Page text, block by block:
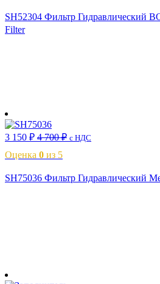
SH52304 Фильтр Гидравлический
Filter
3 150 ₽ 4 700₽ с НДС
Оценка 0 из 5
SH75036 Фильтр Гидравлический